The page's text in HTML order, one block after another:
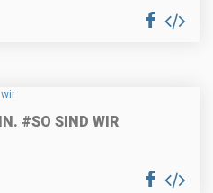
#SO SIND WIR